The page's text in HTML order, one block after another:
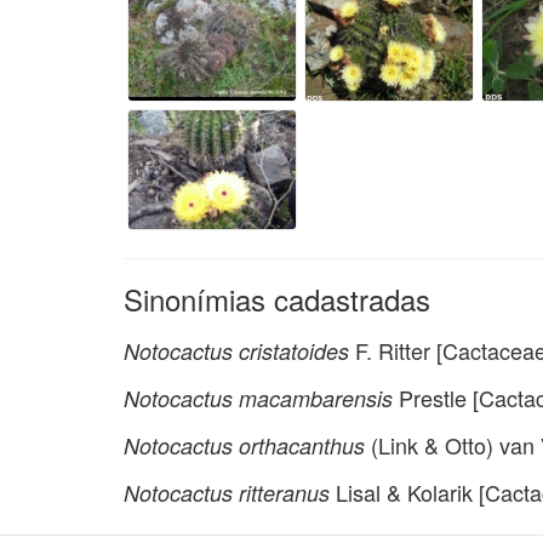
Sinonímias cadastradas
Notocactus cristatoides F. Ritter
Notocactus macambarensis Prestle
Notocactus orthacanthus (Link & Otto)
Notocactus ritteranus Lisal & Kolarik